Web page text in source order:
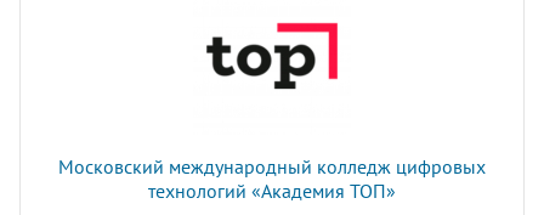
Московский международный колледж цифровых
технологий «Академия TOП»